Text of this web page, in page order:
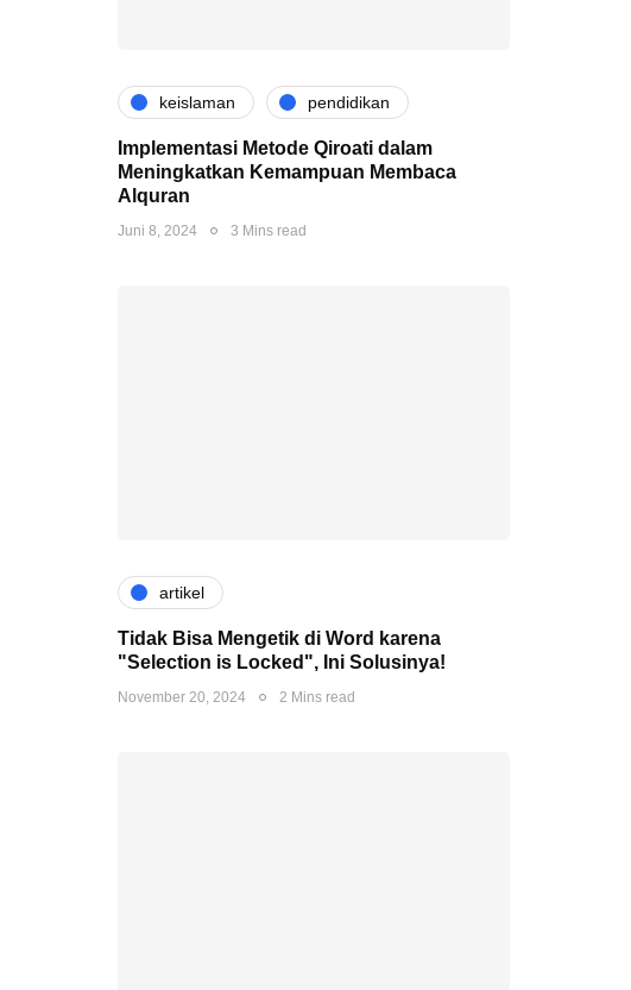
keislaman pendidikan
Implementasi Metode Qiroati dalam
Meningkatkan Kemampuan Membaca
Alquran
Juni 8, 2024 3 Mins read
artikel
Tidak Bisa Mengetik di Word karena
"Selection is Locked", Ini Solusinya!
November 20, 2024 2 Mins read